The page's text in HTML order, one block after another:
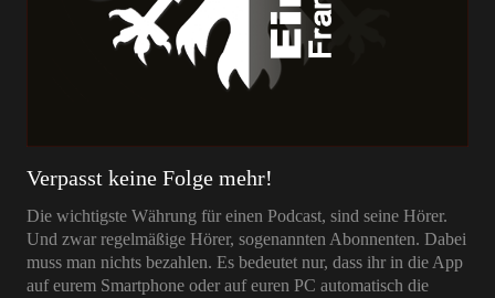
Verpasst keine Folge mehr!
Die wichtigste Währung für einen Podcast, sind seine Hörer.
Und zwar regelmäßige Hörer, sogenannten Abonnenten. Dabei
muss man nichts bezahlen. Es bedeutet nur, dass ihr in die App
auf eurem Smartphone oder auf euren PC automatisch die